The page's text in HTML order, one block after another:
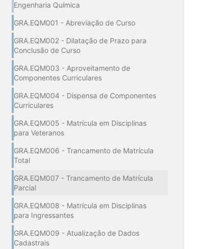
Engenharia Química
GRA.EQM001 - Abreviação de Curso
GRA.EQM002 - Dilatação de Prazo para
Conclusão de Curso
GRA.EQM003 - Aproveitamento de
Componentes Curriculares
GRA.EQM004 - Dispensa de Componentes
Curriculares
GRA.EQM005 - Matrícula em Disciplinas
para Veteranos
GRA.EQM006 - Trancamento de Matrícula
Total
GRA.EQM007 - Trancamento de Matrícula
Parcial
GRA.EQM008 - Matrícula em Disciplinas
para Ingressantes
GRA.EQM009 - Atualização de Dados
Cadastrais